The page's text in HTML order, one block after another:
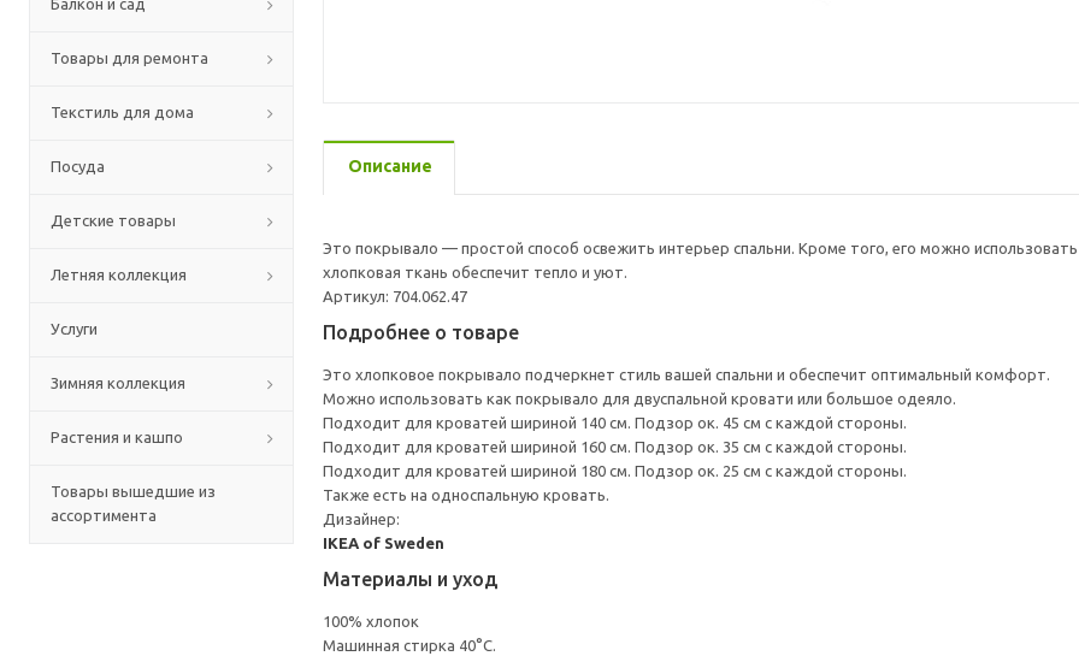
Балкон и сад
Товары для ремонта
Текстиль для дома
Посуда
Детские товары
Летняя коллекция
Услуги
Зимняя коллекция
Растения и кашпо
Товары вышедшие из
ассортимента
Описание
Это покрывало — простой способ освежить интерьер спальни. Кроме того, его можно
хлопковая ткань обеспечит тепло и уют.
Артикул: 704.062.47
Подробнее о товаре
Это хлопковое покрывало подчеркнет стиль вашей спальни и обеспечит оптимальный комфорт.
Можно использовать как покрывало для двуспальной кровати или большое одеяло.
Подходит для кроватей шириной 140 см. Подзор ок. 45 см с каждой стороны.
Подходит для кроватей шириной 160 см. Подзор ок. 35 см с каждой стороны.
Подходит для кроватей шириной 180 см. Подзор ок. 25 см с каждой стороны.
Также есть на односпальную кровать.
Дизайнер:
IKEA of Sweden
Материалы и уход
100% хлопок
Машинная стирка 40°С.